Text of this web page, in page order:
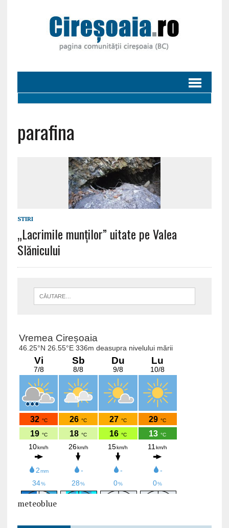
parafina
STIRI
„Lacrimile munților” uitate pe Valea
Slănicului
meteoblue